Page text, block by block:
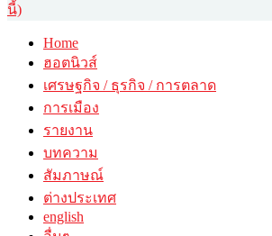
นี้)
Home
ฮอตนิวส์
เศรษฐกิจ / ธุรกิจ / การตลาด
การเมือง
รายงาน
บทความ
สัมภาษณ์
ต่างประเทศ
english